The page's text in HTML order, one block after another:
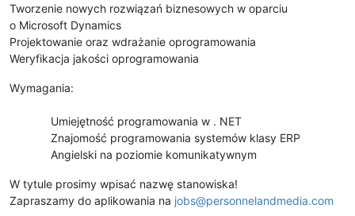
Tworzenie nowych rozwiązań biznesowych w oparciu
o Microsoft Dynamics
Projektowanie oraz wdrażanie oprogramowania
Weryfikacja jakości oprogramowania
Wymagania:
Umiejętność programowania w . NET
Znajomość programowania systemów klasy ERP
Angielski na poziomie komunikatywnym
W tytule prosimy wpisać nazwę stanowiska!
Zapraszamy do aplikowania na jobs@personnelandmedia.com